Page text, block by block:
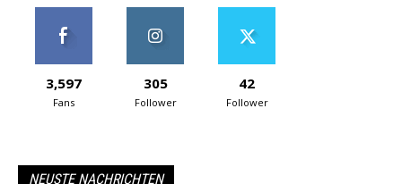
3,597
Fans
305
Follower
42
Follower
NEUSTE NACHRICHTEN